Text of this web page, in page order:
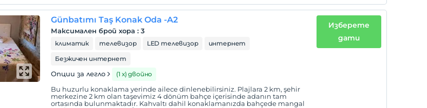
Günbatımı Taş Konak Oda -A2
Максимален брой хора :3
климатик телевизор LED телевизор
интернет
Безжичен интернет
Опции за легло (1 х) двойно
Bu huzurlu konaklama yerinde ailece dinlenebilirsiniz. Plajlara 2 km, şehir
merkezine 2 km olan taşevimiz 4 dönüm bahçe içerisinde adanın tam
ortasında bulunmaktadır. Kahvaltı dahil konaklamanızda bahçede mangal
Изберете
дати